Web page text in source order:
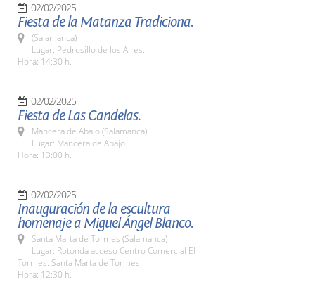
02/02/2025
Fiesta de la Matanza Tradiciona.
(Salamanca)
Lugar: Pedrosillo de los Aires.
Hora: 14:30 h.
02/02/2025
Fiesta de Las Candelas.
Mancera de Abajo (Salamanca)
Lugar: Mancera de Abajo.
Hora: 13:00 h.
02/02/2025
Inauguración de la escultura
homenaje a Miguel Ángel Blanco.
Santa Marta de Tormes (Salamanca)
Lugar: Rotonda acceso Centro Comercial El
Tormes. Santa Marta de Tormes
Hora: 12:30 h.